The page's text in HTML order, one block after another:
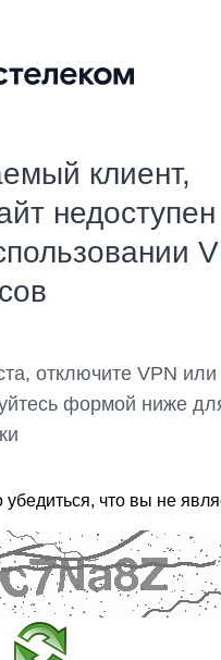
клиент,
недоступен
отключите VPN или
формой ниже
что вы не